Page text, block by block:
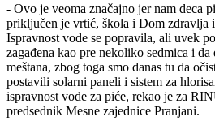
- Ovo je veoma značajno jer nam deca
priključen je vrtić, škola i Dom zdravlja
Ispravnost vode se popravila, ali uvek
zagađena kao pre nekoliko sedmica i
meštana, zbog toga smo danas tu da
postavili solarni paneli i sistem za
ispravnost vode za piće, rekao je za
predsednik Mesne zajednice Pranjani.